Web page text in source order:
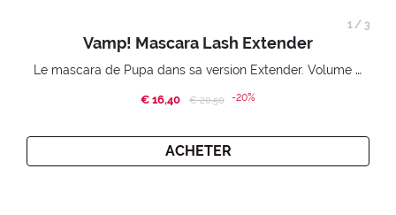
Vamp! Mascara Lash Extender
Le mascara de Pupa dans sa version Extender. Volume extension 3D. Des cils amplifiés et liftés à l’infini.
€ 16,40 Price reduced from
€ 20,50to-20%
ACHETER
1/ 3